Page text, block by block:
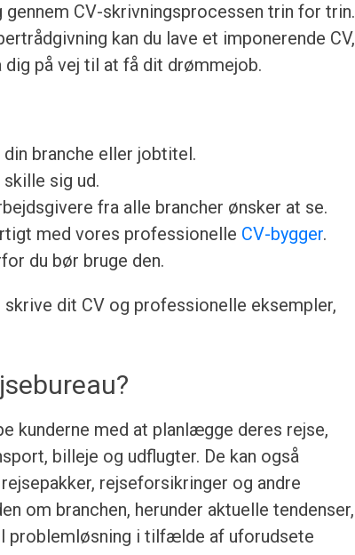
CV-skrivningsprocessen trin for trin.
kan du lave et imponerende CV,
på vej til at få dit drømmejob.
din branche eller jobtitel.
sig ud.
fra alle brancher ønsker at se.
med vores professionelle CV-bygger.
du bør bruge den.
dit CV og professionelle eksempler,
kunderne med at planlægge deres rejse,
billeje og udflugter. De kan også
rejseforsikringer og andre
om branchen, herunder aktuelle tendenser,
problemløsning i tilfælde af uforudsete